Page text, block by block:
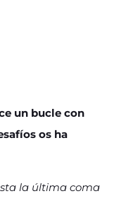
un bucle con
os ha
la última coma